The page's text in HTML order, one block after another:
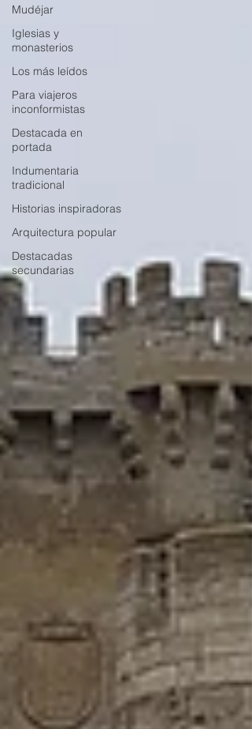
Mudéjar
Iglesias y
monasterios
Los más leídos
Para viajeros
inconformistas
Destacada en
portada
Indumentaria
tradicional
Historias inspiradoras
Arquitectura popular
Destacadas
secundarias